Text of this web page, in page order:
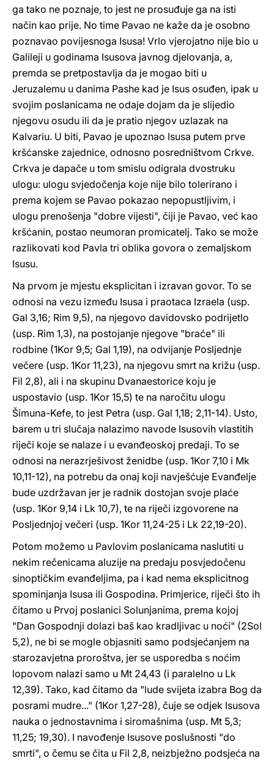
ga tako ne poznaje, to jest ne prosuđuje ga na isti
način kao prije. No time Pavao ne kaže da je osobno
poznavao povijesnoga Isusa! Vrlo vjerojatno nije bio u
Galileji u godinama Isusova javnog djelovanja, a,
premda se pretpostavlja da je mogao biti u
Jeruzalemu u danima Pashe kad je Isus osuđen, ipak u
svojim poslanicama ne odaje dojam da je slijedio
njegovu osudu ili da je pratio njegov uzlazak na
Kalvariu. U biti, Pavao je upoznao Isusa putem prve
kršćanske zajednice, odnosno posredništvom Crkve.
Crkva je dapače u tom smislu odigrala dvostruku
ulogu: ulogu svjedočenja koje nije bilo tolerirano i
prema kojem se Pavao pokazao nepopustljivim, i
ulogu prenošenja "dobre vijesti", čiji je Pavao, već kao
kršćanin, postao neumoran promicatelj. Tako se može
razlikovati kod Pavla tri oblika govora o zemaljskom
Isusu.
Na prvom je mjestu eksplicitan i izravan govor. To se
odnosi na vezu između Isusa i praotaca Izraela (usp.
Gal 3,16; Rim 9,5), na njegovo davidovsko podrijetlo
(usp. Rim 1,3), na postojanje njegove "braće" ili
rodbine (1Kor 9,5; Gal 1,19), na odvijanje Posljednje
večere (usp. 1Kor 11,23), na njegovu smrt na križu (usp.
Fil 2,8), ali i na skupinu Dvanaestorice koju je
uspostavio (usp. 1Kor 15,5) te na naročitu ulogu
Šimuna-Kefe, to jest Petra (usp. Gal 1,18; 2,11-14). Usto,
barem u tri slučaja nalazimo navode Isusovih vlastitih
riječi koje se nalaze i u evanđeoskoj predaji. To se
odnosi na nerazrješivost ženidbe (usp. 1Kor 7,10 i Mk
10,11-12), na potrebu da onaj koji navješćuje Evanđelje
bude uzdržavan jer je radnik dostojan svoje plaće
(usp. 1Kor 9,14 i Lk 10,7), te na riječi izgovorene na
Posljednjoj večeri (usp. 1Kor 11,24-25 i Lk 22,19-20).
Potom možemo u Pavlovim poslanicama naslutiti u
nekim rečenicama aluzije na predaju posvjedočenu
sinoptičkim evanđeljima, pa i kad nema eksplicitnog
spominjanja Isusa ili Gospodina. Primjerice, riječi što ih
čitamo u Prvoj poslanici Solunjanima, prema kojoj
"Dan Gospodnji dolazi baš kao kradljivac u noći" (2Sol
5,2), ne bi se mogle objasniti samo podsjećanjem na
starozavjetna proroštva, jer se usporedba s noćim
lopovom nalazi samo u Mt 24,43 (i paralelno u Lk
12,39). Tako, kad čitamo da "lude svijeta izabra Bog da
posrami mudre..." (1Kor 1,27-28), čuje se odjek Isusova
nauka o jednostavnima i siromašnima (usp. Mt 5,3;
11,25; 19,30). I navođenje Isusove poslušnosti "do
smrti", o čemu se čita u Fil 2,8, neizbježno podsjeća na